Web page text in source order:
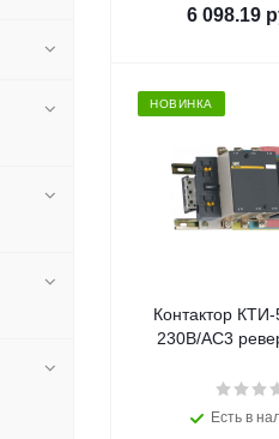
6 098.19
НОВИНКА
Контактор
230В/АС3
Есть в